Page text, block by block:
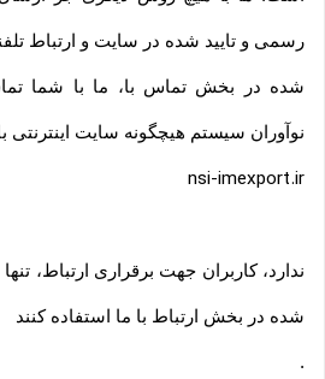
رسمی و تایید شده در سایت و ارتباط
شده در بخش تماس با، ما با شما
نوآوران سیستم هیچگونه سایت اینترنتی
nsi-imexport.ir
ندارد، کاربران جهت برقراری ارتباط،
شده در بخش ارتباط با ما استفاده کنند
.